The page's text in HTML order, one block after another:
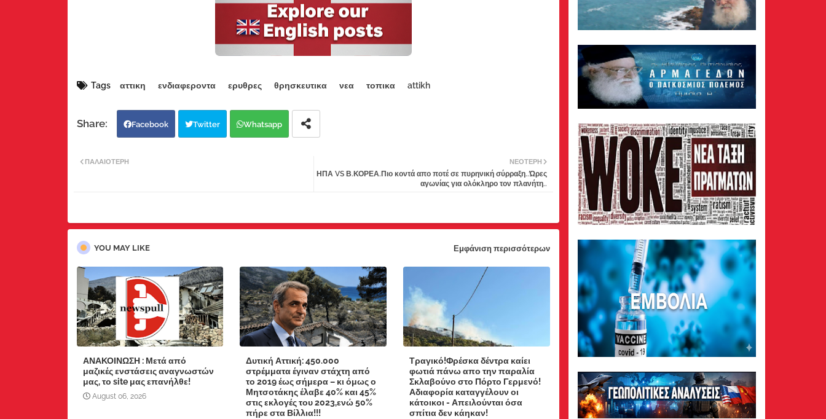
Tags αττικη ενδιαφεροντα ερυθρες θρησκευτικα νεα τοπικα attikh
Facebook Twitter Whatsapp
ΝΕΌΤΕΡΗ
ΗΠΑ VS Β.ΚΟΡΕΑ.Πιο κοντά απο ποτέ σε πυρηνική σύρραξη..Ώρες
αγωνίας για ολόκληρο τον πλανήτη..
ΠΑΛΑΙΌΤΕΡΗ
YOU MAY LIKE Εμφάνιση περισσότερων
ΑΝΑΚΟΙΝΩΣΗ : Μετά από
μαζικές ενστάσεις αναγνωστών
μας, το site μας επανήλθε!
August 06, 2026
Δυτική Αττική: 450.000
στρέμματα έγιναν στάχτη από
το 2019 έως σήμερα – κι όμως ο
Μητσοτάκης έλαβε 40% και 45%
στις εκλογές του 2023,ενώ 50%
πήρε στα Βίλλια!!!
Τραγικό!Φρέσκα δέντρα καίει
φωτιά πάνω απο την παραλία
Σκλαβούνο στο Πόρτο Γερμενό!
Αδιαφορία καταγγέλουν οι
κάτοικοι - Απειλούνται όσα
σπίτια δεν κάηκαν!